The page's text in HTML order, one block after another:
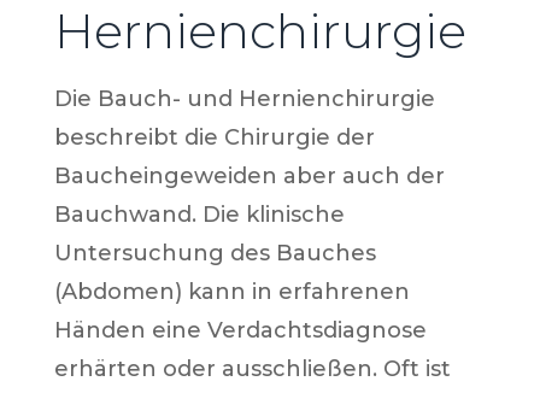
Hernienchirurgie
Die Bauch- und Hernienchirurgie
beschreibt die Chirurgie der
Baucheingeweiden aber auch der
Bauchwand. Die klinische
Untersuchung des Bauches
(Abdomen) kann in erfahrenen
Händen eine Verdachtsdiagnose
erhärten oder ausschließen. Oft ist